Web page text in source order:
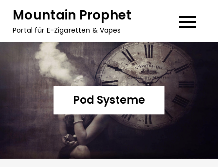
content
Mountain Prophet
Portal für E-Zigaretten & Vapes
Pod Systeme